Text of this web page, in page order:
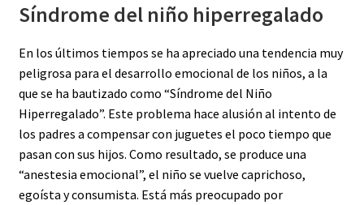
Síndrome del niño hiperregalado
En los últimos tiempos se ha apreciado una tendencia muy
peligrosa para el desarrollo emocional de los niños, a la
que se ha bautizado como “Síndrome del Niño
Hiperregalado”. Este problema hace alusión al intento de
los padres a compensar con juguetes el poco tiempo que
pasan con sus hijos. Como resultado, se produce una
“anestesia emocional”, el niño se vuelve caprichoso,
egoísta y consumista. Está más preocupado por